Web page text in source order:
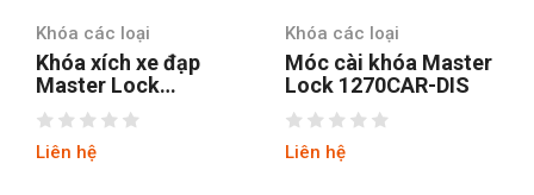
Khóa các loại
Móc cài khóa Master
Lock 1270CAR-DIS
Liên hệ
Khóa các loại
Khóa vali TSA Master
Lock 4681EURTBLR
Liên hệ